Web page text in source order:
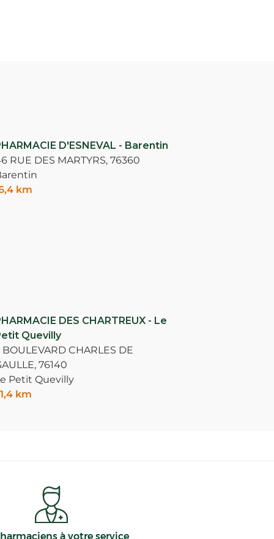
D'ESNEVAL - Barentin
RUE DES MARTYRS, 76360
km
DES CHARTREUX - Le
Quevilly
BOULEVARD CHARLES DE
76140
Petit Quevilly
km
à votre service